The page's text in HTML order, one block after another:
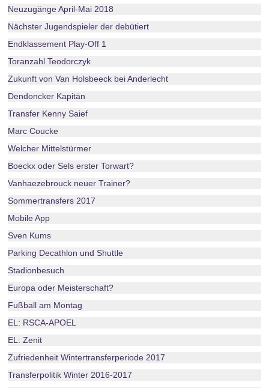
Neuzugänge April-Mai 2018
Nächster Jugendspieler der debütiert
Endklassement Play-Off 1
Toranzahl Teodorczyk
Zukunft von Van Holsbeeck bei Anderlecht
Dendoncker Kapitän
Transfer Kenny Saief
Marc Coucke
Welcher Mittelstürmer
Boeckx oder Sels erster Torwart?
Vanhaezebrouck neuer Trainer?
Sommertransfers 2017
Mobile App
Sven Kums
Parking Decathlon und Shuttle
Stadionbesuch
Europa oder Meisterschaft?
Fußball am Montag
EL: RSCA-APOEL
EL: Zenit
Zufriedenheit Wintertransferperiode 2017
Transferpolitik Winter 2016-2017